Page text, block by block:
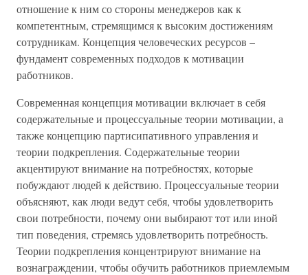
отношение к ним со стороны менеджеров как к
компетентным, стремящимся к высоким достижениям
сотрудникам. Концепция человеческих ресурсов –
фундамент современных подходов к мотивации
работников.
Современная концепция мотивации включает в себя
содержательные и процессуальные теории мотивации, а
также концепцию партисипативного управления и
теории подкрепления. Содержательные теории
акцентируют внимание на потребностях, которые
побуждают людей к действию. Процессуальные теории
объясняют, как люди ведут себя, чтобы удовлетворить
свои потребности, почему они выбирают тот или иной
тип поведения, стремясь удовлетворить потребность.
Теории подкрепления концентрируют внимание на
вознаграждении, чтобы обучить работников приемлемым